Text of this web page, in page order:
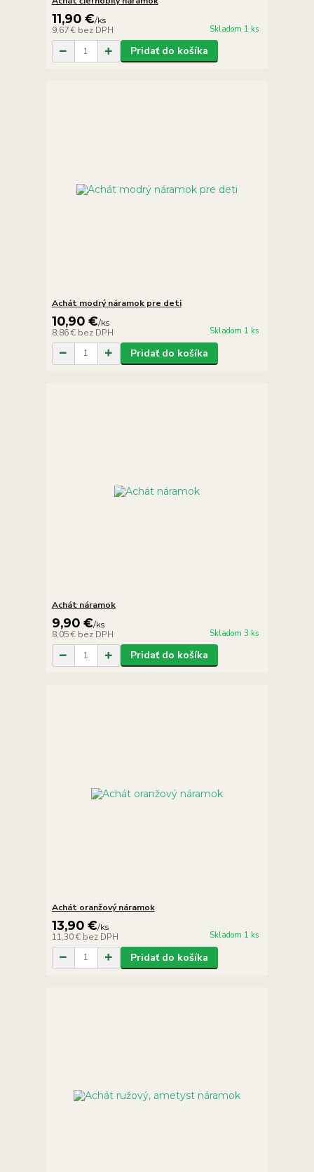
11,90 €/ks
9,67 € bez DPH Skladom 1 ks
Pridať do košíka
Achát modrý náramok pre deti
10,90 €/ks
8,86 € bez DPH Skladom 1 ks
Pridať do košíka
Achát náramok
9,90 €/ks
8,05 € bez DPH Skladom 3 ks
Pridať do košíka
Achát oranžový náramok
13,90 €/ks
11,30 € bez DPH Skladom 1 ks
Pridať do košíka